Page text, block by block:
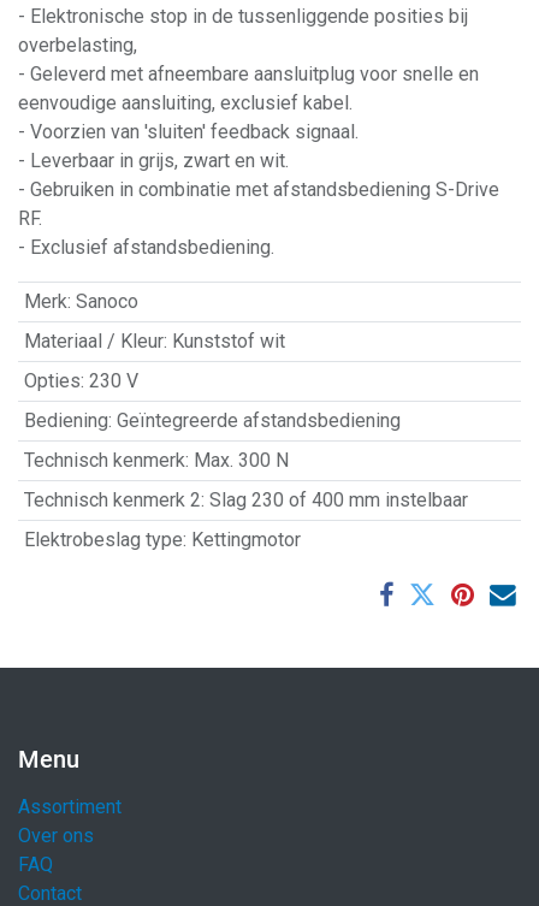
- Elektronische stop in de tussenliggende posities bij
overbelasting,
- Geleverd met afneembare aansluitplug voor snelle en
eenvoudige aansluiting, exclusief kabel.
- Voorzien van 'sluiten' feedback signaal.
- Leverbaar in grijs, zwart en wit.
- Gebruiken in combinatie met afstandsbediening S-Drive
RF.
- Exclusief afstandsbediening.
Merk: Sanoco
Materiaal / Kleur: Kunststof wit
Opties: 230 V
Bediening: Geïntegreerde afstandsbediening
Technisch kenmerk: Max. 300 N
Technisch kenmerk 2: Slag 230 of 400 mm instelbaar
Elektrobeslag type: Kettingmotor
Menu
Assortiment
Over ons
FAQ
Contact